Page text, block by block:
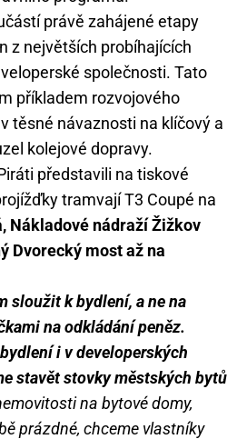
právě zahájené etapy
z největších probíhajících
společnosti. Tato
příkladem rozvojového
těsné návaznosti na klíčový a
kolejové dopravy.
představili na tiskové
tramvají T3 Coupé na
Nákladové nádraží Žižkov
Dvorecký most až na
sloužit k bydlení, a ne na
na odkládání peněz.
i v developerských
stavět stovky městských bytů
na bytové domy,
prázdné, chceme vlastníky